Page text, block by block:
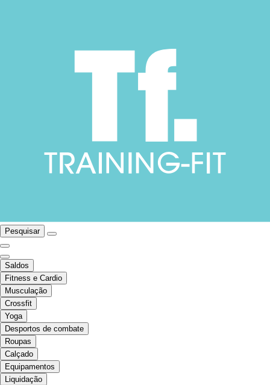
Pesquisar
Saldos
Fitness e Cardio
Musculação
Crossfit
Yoga
Desportos de combate
Roupas
Calçado
Equipamentos
Liquidação